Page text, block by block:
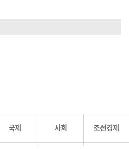
국제 사회 조선경제